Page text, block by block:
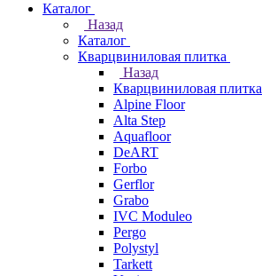
Каталог
Назад
Каталог
Кварцвиниловая плитка
Назад
Кварцвиниловая плитка
Alpine Floor
Alta Step
Aquafloor
DeART
Forbo
Gerflor
Grabo
IVC Moduleo
Pergo
Polystyl
Tarkett